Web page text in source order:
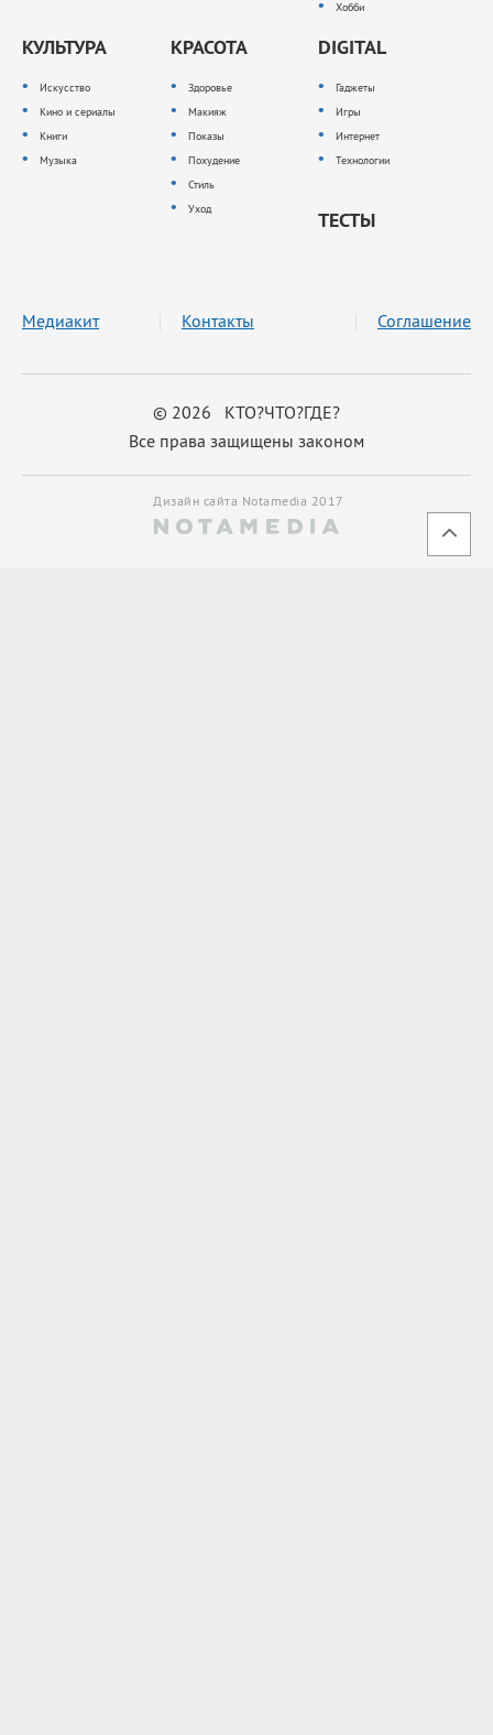
Хобби
КУЛЬТУРА
Искусство
Кино и сериалы
Книги
Музыка
КРАСОТА
Здоровье
Макияж
Показы
Похудение
Стиль
Уход
DIGITAL
Гаджеты
Игры
Интернет
Технологии
ТЕСТЫ
© 2026 КТО?ЧТО?ГДЕ?
Все права защищены законом
Медиакит Контакты Соглашение
Дизайн сайта Notamedia 2017